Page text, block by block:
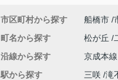
市区町村から探す 船橋市
町名から探す
松が丘
沿線から探す
京成本線
駅から探す
三咲 滝